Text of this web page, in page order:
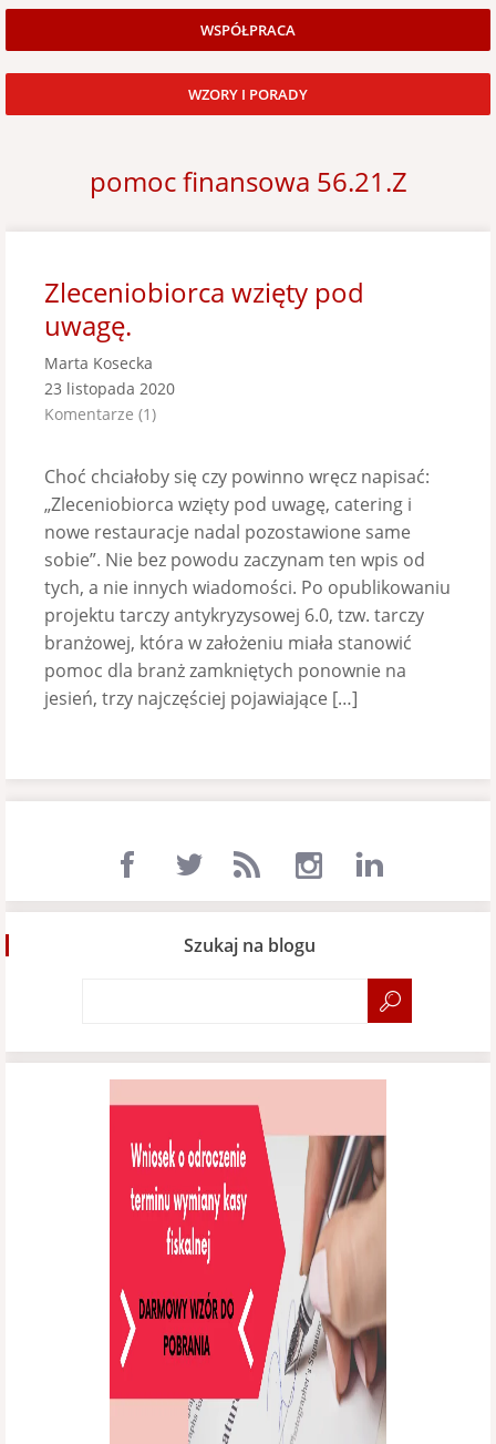
WSPÓŁPRACA
WZORY I PORADY
pomoc finansowa 56.21.Z
Zleceniobiorca wzięty pod
uwagę.
Marta Kosecka
23 listopada 2020
Komentarze (1)
Choć chciałoby się czy powinno wręcz napisać:
„Zleceniobiorca wzięty pod uwagę, catering i
nowe restauracje nadal pozostawione same
sobie”. Nie bez powodu zaczynam ten wpis od
tych, a nie innych wiadomości. Po opublikowaniu
projektu tarczy antykryzysowej 6.0, tzw. tarczy
branżowej, która w założeniu miała stanowić
pomoc dla branż zamkniętych ponownie na
jesień, trzy najczęściej pojawiające […]
Szukaj na blogu